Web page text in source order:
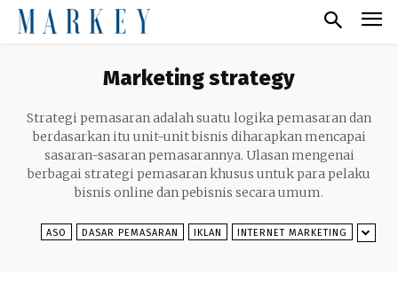
Marketing strategy
Strategi pemasaran adalah suatu logika pemasaran dan
berdasarkan itu unit-unit bisnis diharapkan mencapai
sasaran-sasaran pemasarannya. Ulasan mengenai
berbagai strategi pemasaran khusus untuk para pelaku
bisnis online dan pebisnis secara umum.
ASO DASAR PEMASARAN IKLAN INTERNET MARKETING